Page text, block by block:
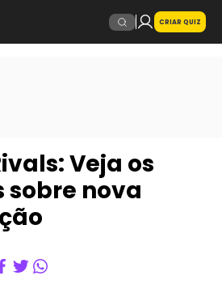
CRIAR QUIZ
Veja os
sobre nova